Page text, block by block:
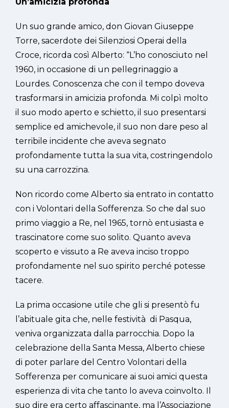
Un suo grande amico, don Giovan Giuseppe
Torre, sacerdote dei Silenziosi Operai della
Croce, ricorda così Alberto: “L’ho conosciuto nel
1960, in occasione di un pellegrinaggio a
Lourdes. Conoscenza che con il tempo doveva
trasformarsi in amicizia profonda. Mi colpì molto
il suo modo aperto e schietto, il suo presentarsi
semplice ed amichevole, il suo non dare peso al
terribile incidente che aveva segnato
profondamente tutta la sua vita, costringendolo
su una carrozzina.
Non ricordo come Alberto sia entrato in contatto
con i Volontari della Sofferenza. So che dal suo
primo viaggio a Re, nel 1965, tornò entusiasta e
trascinatore come suo solito. Quanto aveva
scoperto e vissuto a Re aveva inciso troppo
profondamente nel suo spirito perché potesse
tacere.
La prima occasione utile che gli si presentò fu
l’abituale gita che, nelle festività di Pasqua,
veniva organizzata dalla parrocchia. Dopo la
celebrazione della Santa Messa, Alberto chiese
di poter parlare del Centro Volontari della
Sofferenza per comunicare ai suoi amici questa
esperienza di vita che tanto lo aveva coinvolto. Il
suo dire era certo affascinante, ma l’Associazione